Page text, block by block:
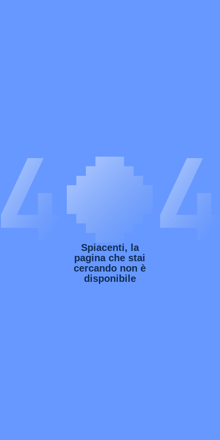
Spiacenti, la
pagina che stai
cercando non è
disponibile